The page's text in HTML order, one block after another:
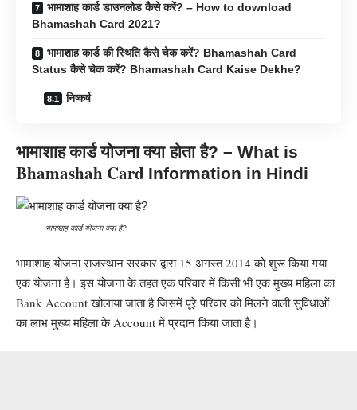
भामाशाह कार्ड डाउनलोड कैसे करें? – How to download
Bhamashah Card 2021?
भामाशाह कार्ड की स्थिति कैसे चेक करें? Bhamashah Card
Status कैसे चेक करें? Bhamashah Card Kaise Dekhe?
निष्कर्ष
भामाशाह कार्डयोजनाक्या होता है? – What is
Bhamashah Card Information in Hindi
भामाशाह कार्ड योजना क्या है?
भामाशाह योजना राजस्थान सरकार द्वारा 15 अगस्त 2014 को शुरू किया गया
एक योजना है।इस योजनाके तहत एक परिवार में किसी भी एक मुख्य महिला का
Bank Accountखोलाया जाता है जिसमें पूरे परिवार को मिलने वाली सुविधाओं
का लाभ मुख्य महिला केAccountमें प्रदान किया जाता है।